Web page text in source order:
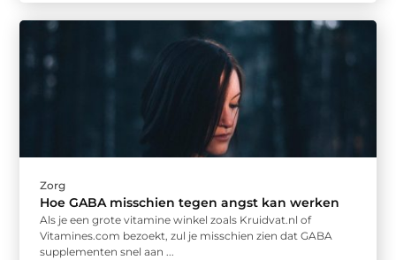
Zorg
Hoe GABA misschien tegen angst kan werken
Als je een grote vitamine winkel zoals Kruidvat.nl of
Vitamines.com bezoekt, zul je misschien zien dat GABA
supplementen snel aan ...